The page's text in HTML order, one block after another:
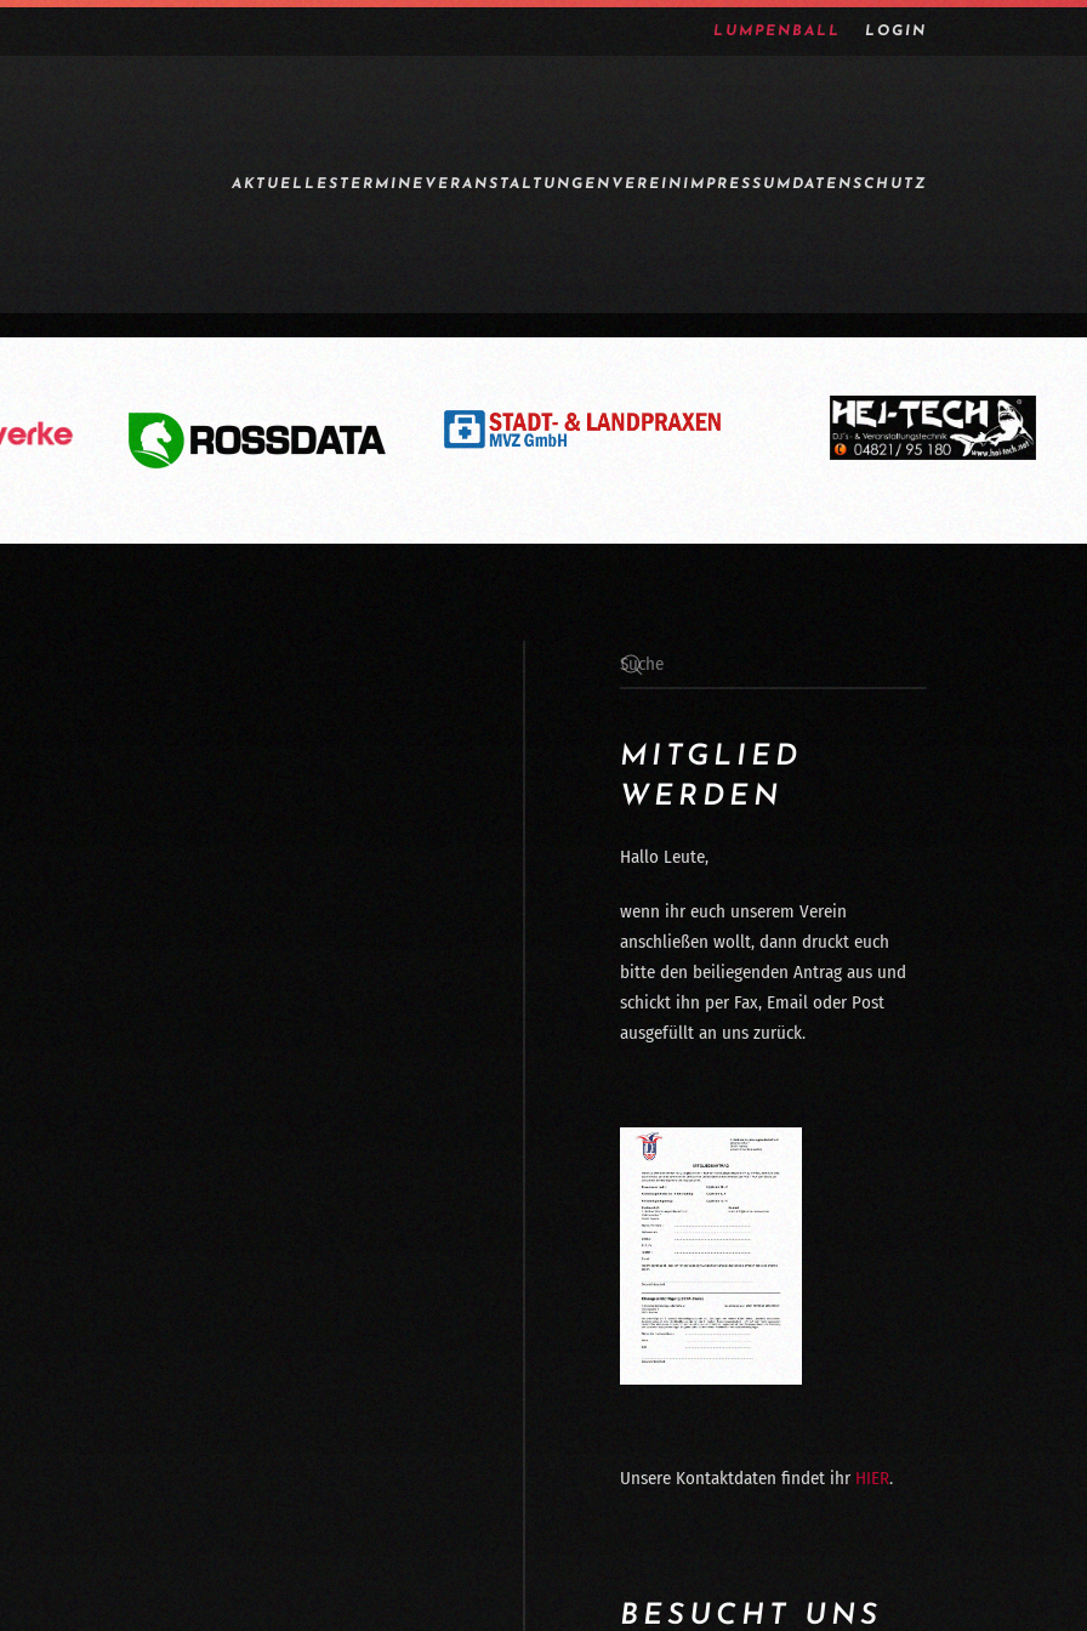
LUMPENBALL LOGIN
AKTUELLES TERMINE VERANSTALTUNGEN VEREINIMPRESSUMDATENSCHUTZ
MITGLIED
WERDEN
Hallo Leute,
wenn ihr euch unserem Verein
anschließen wollt, dann druckt euch
bitte den beiliegenden Antrag aus und
schickt ihn per Fax, Email oder Post
ausgefüllt an uns zurück.
Unsere Kontaktdaten findet ihr HIER.
BESUCHT UNS